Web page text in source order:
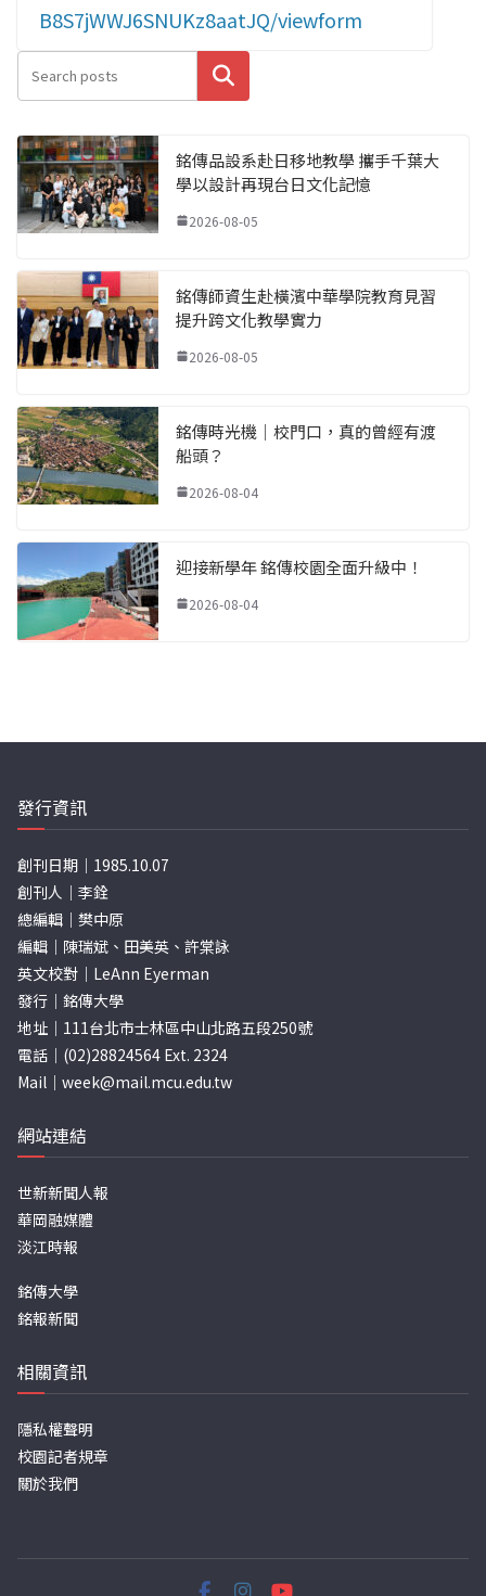
B8S7jWWJ6SNUKz8aatJQ/viewform
搜尋
銘傳品設系赴日移地教學 攜手千葉大
學以設計再現台日文化記憶
2026-08-05
銘傳師資生赴橫濱中華學院教育見習
提升跨文化教學實力
2026-08-05
銘傳時光機｜校門口，真的曾經有渡
船頭？
2026-08-04
迎接新學年 銘傳校園全面升級中！
2026-08-04
發行資訊
創刊日期｜1985.10.07
創刊人｜李銓
總編輯｜樊中原
編輯｜陳瑞斌、田美英、許棠詠
英文校對｜LeAnn Eyerman
發行｜銘傳大學
地址｜111台北市士林區中山北路五段250號
電話｜(02)28824564 Ext. 2324
Mail｜ week@mail.mcu.edu.tw
網站連結
世新新聞人報
華岡融媒體
淡江時報
銘傳大學
銘報新聞
相關資訊
隱私權聲明
校園記者規章
關於我們